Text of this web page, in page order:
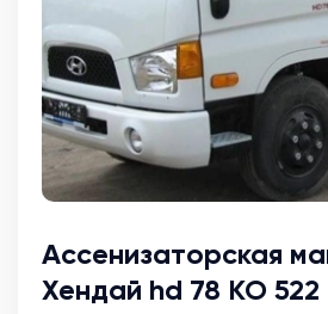
Ассенизаторская
Хендай hd 78 КО 522